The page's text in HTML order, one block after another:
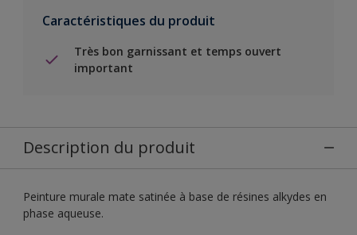
Caractéristiques du produit
Très bon garnissant et temps ouvert
important
Description du produit
Peinture murale mate satinée à base de résines alkydes en
phase aqueuse.